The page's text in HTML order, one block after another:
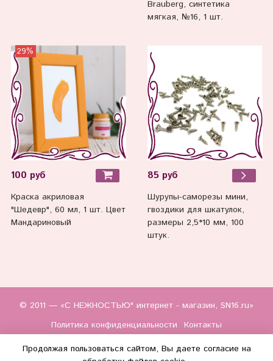
Brauberg, синтетика
мягкая, №16, 1 шт.
29%
100 руб
Краска акриловая
"Шедевр", 60 мл, 1 шт. Цвет
Мандариновый
85 руб
Шурупы-саморезы мини,
гвоздики для шкатулок,
размеры 2,5*10 мм, 100
штук.
© 2011 — «С НЕЖНОСТЬЮ" интернет - магазин, SN16.ru»
Политика конфиденциальности
Контакты
Продолжая пользоваться сайтом, Вы даете согласие на